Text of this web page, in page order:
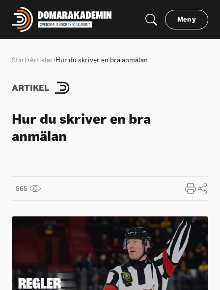
Meny
Start Artiklar Hur du skriver en bra anmälan
ARTIKEL
Hur du skriver en bra
anmälan
565